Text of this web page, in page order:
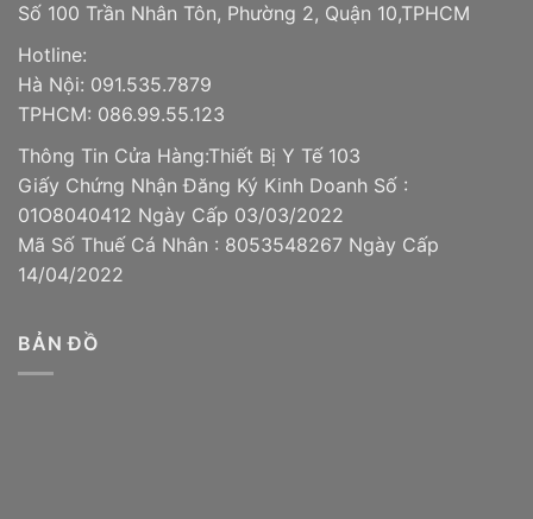
Số 100 Trần Nhân Tôn, Phường 2, Quận 10,TPHCM
Hotline:
Hà Nội: 091.535.7879
TPHCM: 086.99.55.123
Thông Tin Cửa Hàng:Thiết Bị Y Tế 103
Giấy Chứng Nhận Đăng Ký Kinh Doanh Số :
01O8040412 Ngày Cấp 03/03/2022
Mã Số Thuế Cá Nhân : 8053548267 Ngày Cấp
14/04/2022
BẢN ĐỒ